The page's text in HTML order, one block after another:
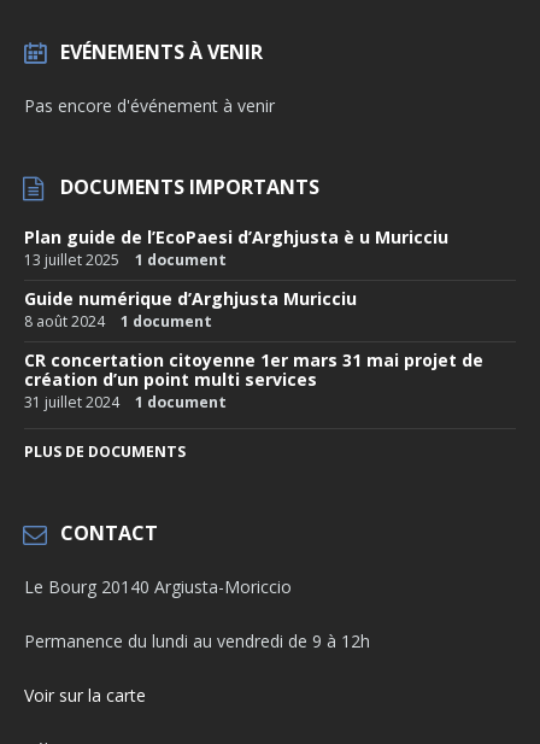
EVÉNEMENTS À VENIR
Pas encore d'événement à venir
DOCUMENTS IMPORTANTS
Plan guide de l’EcoPaesi d’Arghjusta è u Muricciu
13 juillet 2025 1 document
Guide numérique d’Arghjusta Muricciu
8 août 2024 1 document
CR concertation citoyenne 1er mars 31 mai projet de
création d’un point multi services
31 juillet 2024 1 document
PLUS DE DOCUMENTS
CONTACT
Le Bourg 20140 Argiusta-Moriccio
Permanence du lundi au vendredi de 9 à 12h
Voir sur la carte